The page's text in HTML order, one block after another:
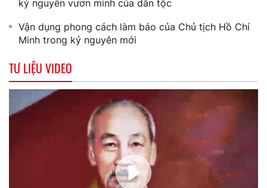
kỷ nguyên vươn mình của dân tộc
Vận dụng phong cách làm báo của Chủ tịch Hồ Chí
Minh trong kỷ nguyên mới
TƯ LIỆU VIDEO